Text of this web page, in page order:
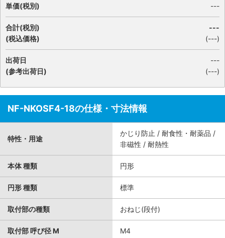
単価(税別) ---
合計(税別)
(税込価格)
---
(---)
出荷日
(参考出荷日)
---
(---)
NF-NKOSF4-18の仕様・寸法情報
特性・用途
かじり防止 / 耐食性・耐薬品 /
非磁性 / 耐熱性
本体 種類 円形
円形 種類 標準
取付部の種類 おねじ(段付)
取付部 呼び径 M M4